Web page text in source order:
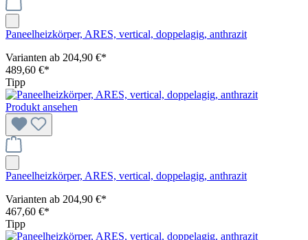
Paneelheizkörper, ARES, vertical, doppelagig, anthrazit
Varianten ab 204,90 €*
489,60 €*
Tipp
Produkt ansehen
Paneelheizkörper, ARES, vertical, doppelagig, anthrazit
Varianten ab 204,90 €*
467,60 €*
Tipp